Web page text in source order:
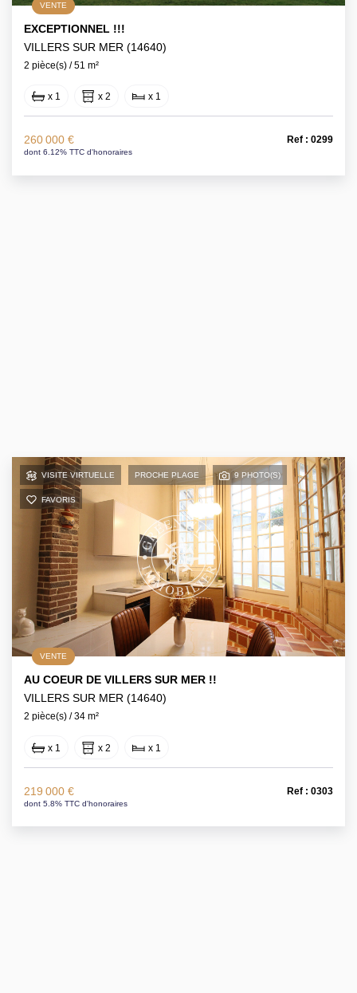
VENTE
EXCEPTIONNEL !!!
VILLERS SUR MER (14640)
2 pièce(s) / 51 m²
x 1 x 2 x 1
260 000 €
dont 6.12% TTC d'honoraires
Ref : 0299
VISITE VIRTUELLE PROCHE PLAGE 9 PHOTO(S)
FAVORIS
VENTE
AU COEUR DE VILLERS SUR MER !!
VILLERS SUR MER (14640)
2 pièce(s) / 34 m²
x 1 x 2 x 1
219 000 €
dont 5.8% TTC d'honoraires
Ref : 0303